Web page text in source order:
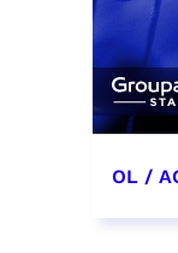
OL /